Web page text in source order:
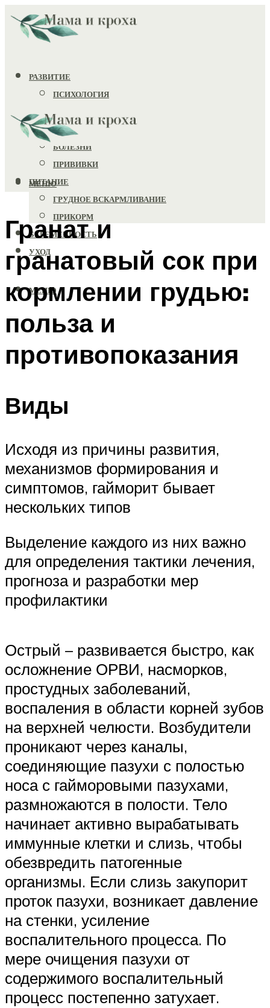
РАЗВИТИЕ
ПСИХОЛОГИЯ
ИГРУШКИ
ЗДОРОВЬЕ
БОЛЕЗНИ
ПРИВИВКИ
ПИТАНИЕ
ГРУДНОЕ ВСКАРМЛИВАНИЕ
ПРИКОРМ
БЕРЕМЕННОСТЬ
УХОД
МЕНЮ
МЕНЮ
Гранат и
гранатовый сок при
кормлении грудью:
польза и
противопоказания
Виды
Исходя из причины развития,
механизмов формирования и
симптомов, гайморит бывает
нескольких типов
Выделение каждого из них важно
для определения тактики лечения,
прогноза и разработки мер
профилактики
Острый – развивается быстро, как
осложнение ОРВИ, насморков,
простудных заболеваний,
воспаления в области корней зубов
на верхней челюсти. Возбудители
проникают через каналы,
соединяющие пазухи с полостью
носа с гайморовыми пазухами,
размножаются в полости. Тело
начинает активно вырабатывать
иммунные клетки и слизь, чтобы
обезвредить патогенные
организмы. Если слизь закупорит
проток пазухи, возникает давление
на стенки, усиление
воспалительного процесса. По
мере очищения пазухи от
содержимого воспалительный
процесс постепенно затухает.